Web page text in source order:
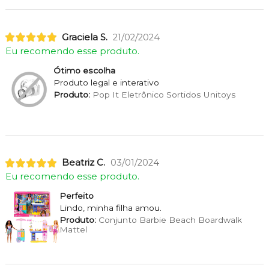
Graciela S. 21/02/2024
Eu recomendo esse produto.
Ótimo escolha
Produto legal e interativo
Produto:Pop It Eletrônico Sortidos Unitoys
Beatriz C. 03/01/2024
Eu recomendo esse produto.
Perfeito
Lindo, minha filha amou.
Produto:Conjunto Barbie Beach Boardwalk
Mattel